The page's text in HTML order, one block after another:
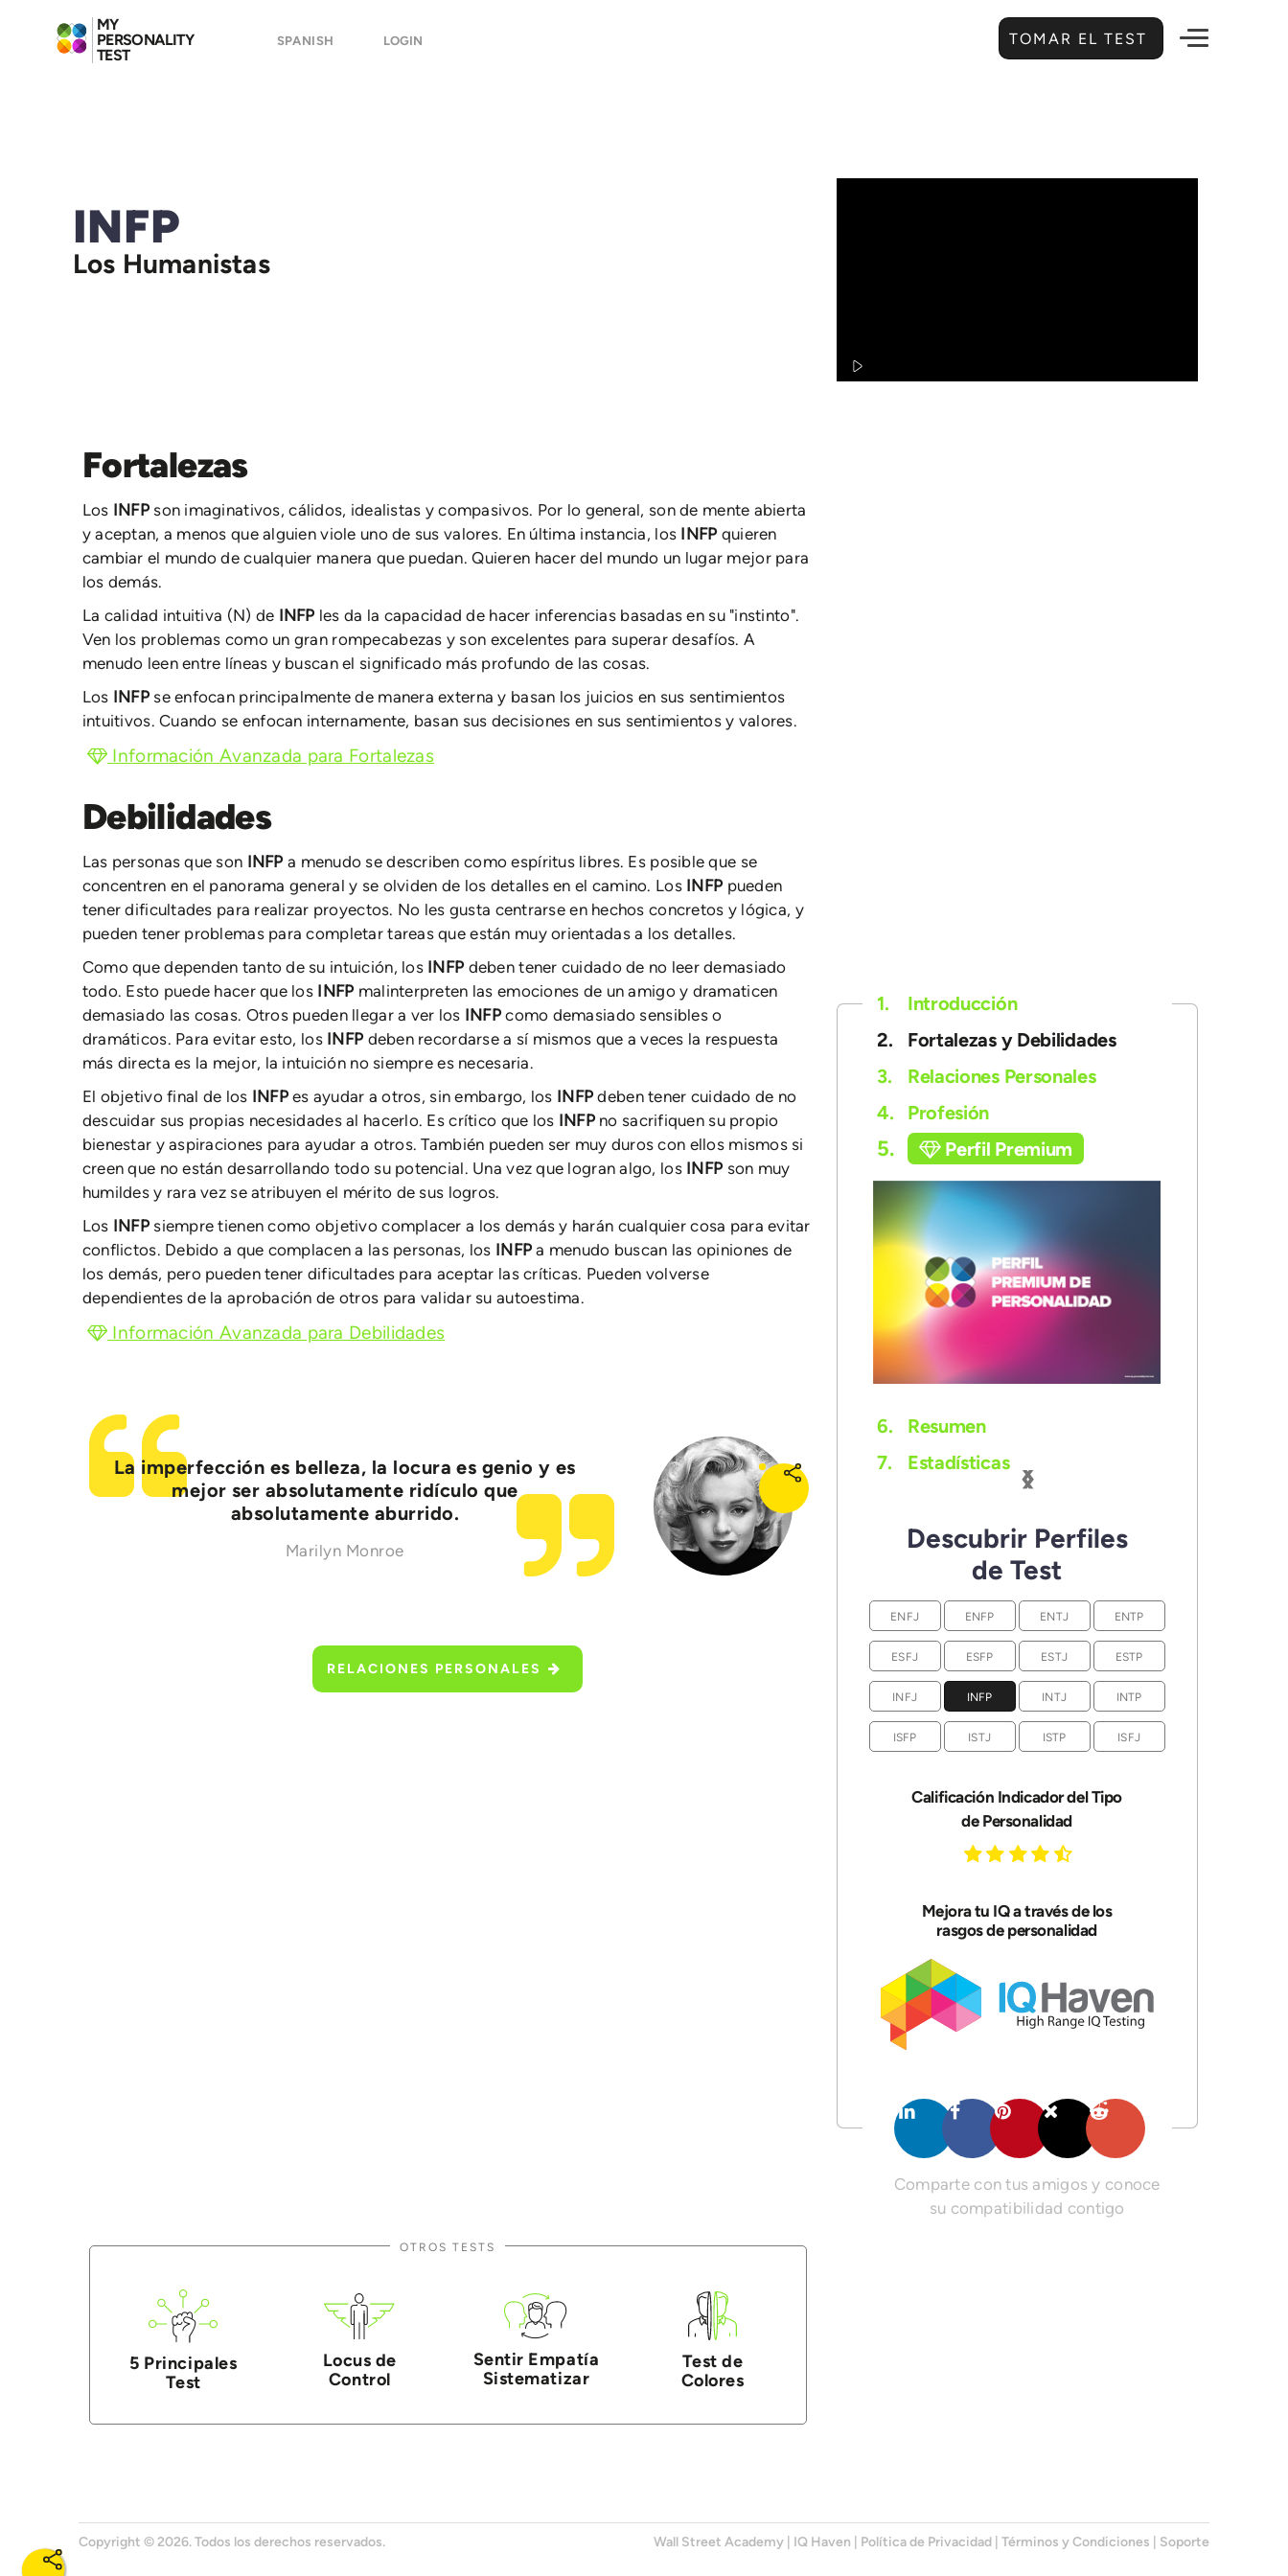
MY
PERSONALITY
TEST
SPANISH LOGIN TOMAR EL TEST
INFP
Los Humanistas
Fortalezas
Los INFP son imaginativos, cálidos, idealistas y compasivos. Por lo general, son de mente abierta
y aceptan, a menos que alguien viole uno de sus valores. En última instancia, los INFP quieren
cambiar el mundo de cualquier manera que puedan. Quieren hacer del mundo un lugar mejor para
los demás.
La calidad intuitiva (N) de INFP les da la capacidad de hacer inferencias basadas en su "instinto".
Ven los problemas como un gran rompecabezas y son excelentes para superar desafíos. A
menudo leen entre líneas y buscan el significado más profundo de las cosas.
Los INFP se enfocan principalmente de manera externa y basan los juicios en sus sentimientos
intuitivos. Cuando se enfocan internamente, basan sus decisiones en sus sentimientos y valores.
Información Avanzada para Fortalezas
Debilidades
Las personas que son INFP a menudo se describen como espíritus libres. Es posible que se
concentren en el panorama general y se olviden de los detalles en el camino. Los INFP pueden
tener dificultades para realizar proyectos. No les gusta centrarse en hechos concretos y lógica, y
pueden tener problemas para completar tareas que están muy orientadas a los detalles.
Como que dependen tanto de su intuición, los INFP deben tener cuidado de no leer demasiado
todo. Esto puede hacer que los INFP malinterpreten las emociones de un amigo y dramaticen
demasiado las cosas. Otros pueden llegar a ver los INFPcomo demasiado sensibles o
dramáticos. Para evitar esto, los INFP deben recordarse a sí mismos que a veces la respuesta
más directa es la mejor, la intuición no siempre es necesaria.
El objetivo final de los INFPes ayudar a otros, sin embargo, los INFPdeben tener cuidado de no
descuidar sus propias necesidades al hacerlo. Es crítico que los INFP no sacrifiquen su propio
bienestar y aspiraciones para ayudar a otros. También pueden ser muy duros con ellos mismos si
creen que no están desarrollando todo su potencial. Una vez que logran algo, los INFP son muy
humildes y rara vez se atribuyen el mérito de sus logros.
Los INFP siempre tienen como objetivo complacer a los demás y harán cualquier cosa para evitar
conflictos. Debido a que complacen a las personas, los INFPa menudo buscan las opiniones de
los demás, pero pueden tener dificultades para aceptar las críticas. Pueden volverse
dependientes de la aprobación de otros para validar su autoestima.
Información Avanzada para Debilidades
La imperfección es belleza, la locura es genio y es
mejor ser absolutamente ridículo que
absolutamente aburrido.
Marilyn Monroe
RELACIONES PERSONALES
1.
Introducción
2.
Fortalezas y Debilidades
3.
Relaciones Personales
4.
Profesión
5. Perfil Premium
‹
›
6.
Resumen
7.
Estadísticas
Descubrir Perfiles
de Test
ENFJ ENFP ENTJ ENTP
ESFJ ESFP ESTJ ESTP
INFJ INFP INTJ INTP
ISFP ISTJ ISTP ISFJ
Calificación Indicador del Tipo
de Personalidad
Mejora tu IQ a través de los
rasgos de personalidad
Comparte con tus amigos y conoce
su compatibilidad contigo
OTROS TESTS
5 Principales
Test
Locus de
Control
Sentir Empatía
Sistematizar
Test de
Colores
Wall Street Academy IQ Haven Política de Privacidad Términos y Condiciones Soporte
Copyright © 2026. Todos los derechos reservados.